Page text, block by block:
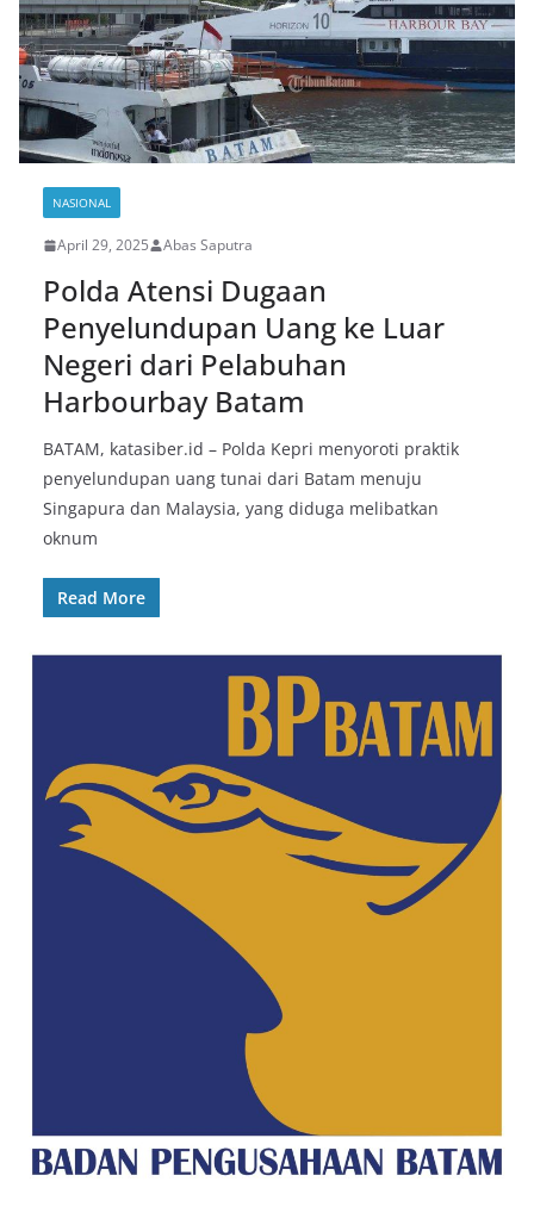
NASIONAL
April 29, 2025 Abas Saputra
Polda Atensi Dugaan
Penyelundupan Uang ke Luar
Negeri dari Pelabuhan
Harbourbay Batam
BATAM, katasiber.id – Polda Kepri menyoroti praktik
penyelundupan uang tunai dari Batam menuju
Singapura dan Malaysia, yang diduga melibatkan
oknum
Read More